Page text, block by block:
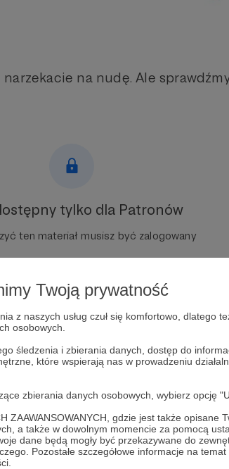
Twoją prywatność
z naszych usług czuł się komfortowo, dlatego
osobowych.
śledzenia i zbierania danych, dostęp do
które wspierają nas w prowadzeniu
zbierania danych osobowych, wybierz opcję
gdzie jest także opisane
a także w dowolnym momencie za pomocą
dane będą mogły być przekazywane do
Pozostałe szczegółowe informacje na
na nudę. Ale
tylko dla Patronów
ten materiał musisz być zalogowany